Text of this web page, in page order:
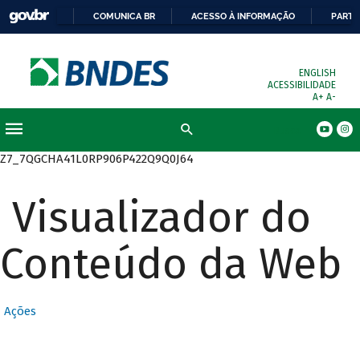
COMUNICA BR ACESSO À INFORMAÇÃO
ENGLISH
ACESSIBILIDADE
A+ A-
Z7_7QGCHA41L0RP906P422Q9Q0J64
Visualizador do
Conteúdo da Web
Ações